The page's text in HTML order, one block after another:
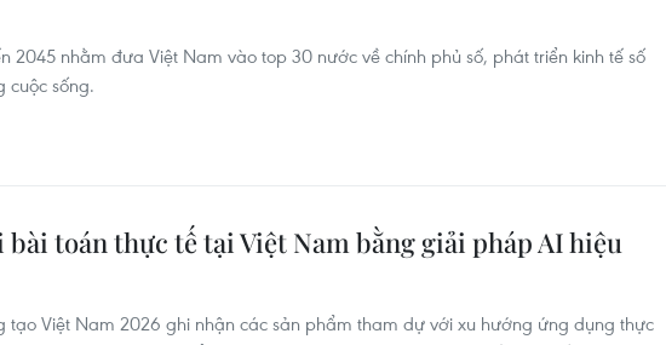
2045 nhằm đưa Việt Nam vào top 30 nước về chính phủ số, phát triển kinh tế số
cuộc sống.
bài toán thực tế tại Việt Nam bằng giải pháp AI hiệu
tạo Việt Nam 2026 ghi nhận các sản phẩm tham dự với xu hướng ứng dụng thực